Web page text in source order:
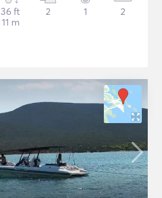
36 ft
11 m
2 1 2